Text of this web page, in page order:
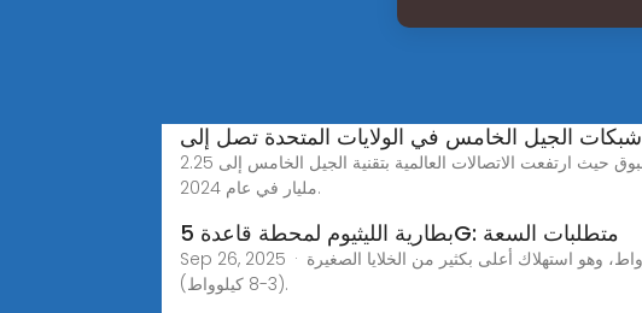
شبكات الجيل الخامس في الولايات المتحدة تصل إلى
اعتماد الجيل الخامس في الولايات المتحدة: شرح إنجاز 2.25 مليار مستخدم شهدت صناعة الاتصالات نموًا غير مسبوق حيث ارتفعت الاتصالات العالمية بتقنية الجيل الخامس إلى 2.25
مليار في عام 2024.
بطارية الليثيوم لمحطة قاعدة 5G: متطلبات السعة
Sep 26, 2025 · العوامل الرئيسية المؤثرة على القدرة: · نوع المحطة واستهلاك الطاقة: تستهلك محطات الماكرو ما بين 15 و25 كيلوواط، وهو استهلاك أعلى بكثير من الخلايا الصغيرة
(3-8 كيلوواط).